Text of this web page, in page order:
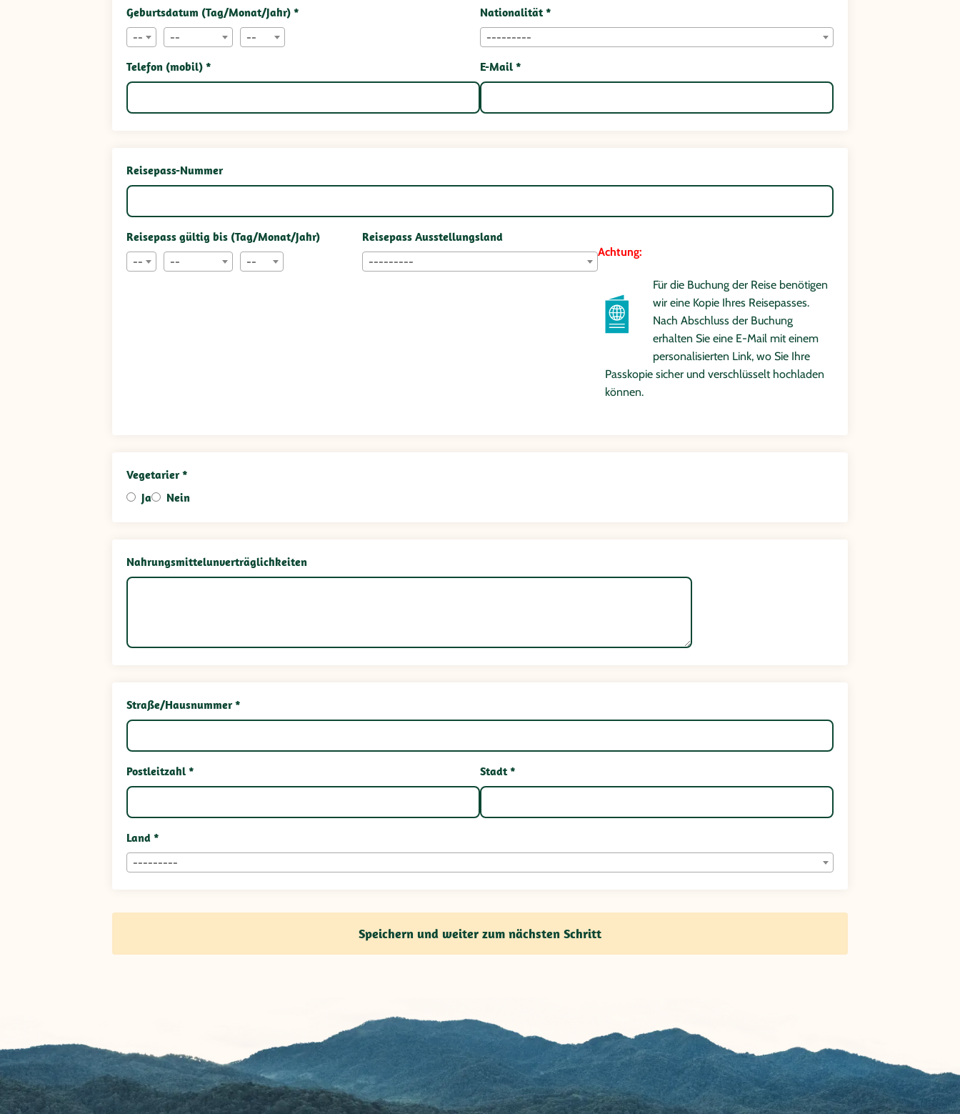
Geburtsdatum (Tag/Monat/Jahr) *
-- -- --
Nationalität *
---------
Telefon (mobil) * E-Mail *
Reisepass-Nummer
Reisepass gültig bis (Tag/Monat/Jahr)
-- -- --
Reisepass Ausstellungsland
---------
Achtung:
Für die Buchung der Reise benötigen
wir eine Kopie Ihres Reisepasses.
Nach Abschluss der Buchung
erhalten Sie eine E-Mail mit einem
personalisierten Link, wo Sie Ihre
Passkopie sicher und verschlüsselt hochladen
können.
Vegetarier *
Ja
Nein
Nahrungsmittelunverträglichkeiten
Straße/Hausnummer *
Postleitzahl * Stadt *
Land *
---------
Speichern und weiter zum nächsten Schritt